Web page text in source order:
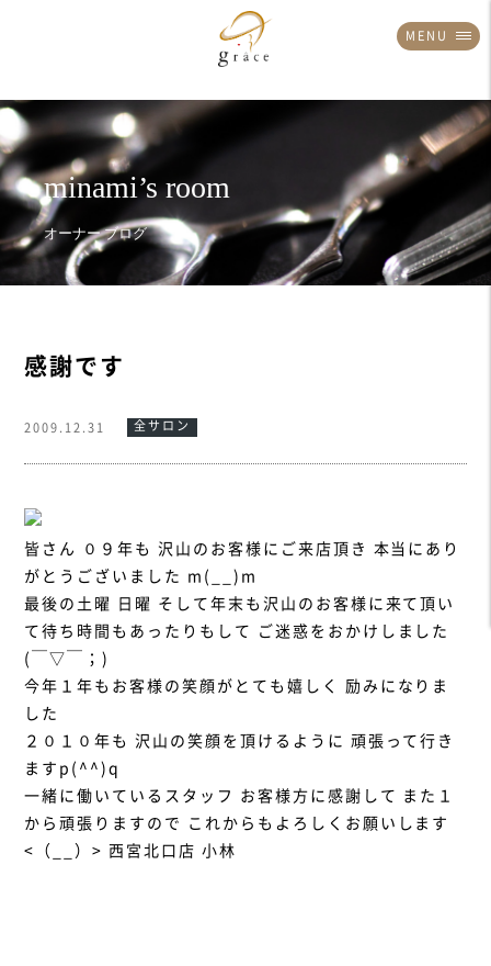
MENU
感謝です
2009.12.31 全サロン
皆さん ０９年も 沢山のお客様にご来店頂き 本当にあり
がとうございました m(__)m
最後の土曜 日曜 そして年末も沢山のお客様に来て頂い
て待ち時間もあったりもして ご迷惑をおかけしました
(￣▽￣；)
今年１年もお客様の笑顔がとても嬉しく 励みになりま
した
２０１０年も 沢山の笑顔を頂けるように 頑張って行き
ますp(^^)q
一緒に働いているスタッフ お客様方に感謝して また１
から頑張りますので これからもよろしくお願いします
<（__）> 西宮北口店 小林